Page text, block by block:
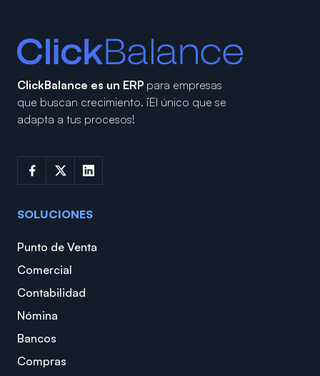
ClickBalance es un ERP para empresas
que buscan crecimiento. ¡El único que se
adapta a tus procesos!
SOLUCIONES
Punto de Venta
Comercial
Contabilidad
Nómina
Bancos
Compras